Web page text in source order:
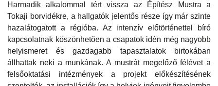
Harmadik alkalommal tért vissza az Építész Mustra a
Tokaji borvidékre, a hallgatók jelentős része így már szinte
hazalátogatott a régióba. Az intenzív előtörténettel bíró
kapcsolatnak köszönhetően a csapatok idén még nagyobb
helyismeret és gazdagabb tapasztalatok birtokában
állhattak neki a munkának. A mustrát megelőző félévet a
felsőoktatási intézmények a projekt előkészítésének